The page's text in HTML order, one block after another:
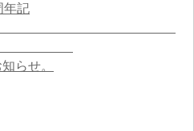
年記
らせ。